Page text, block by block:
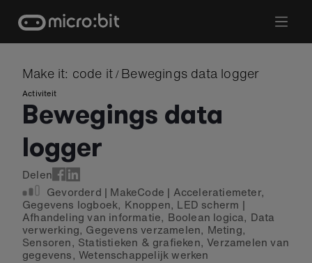
content
Make it: code it / Bewegings data logger
Activiteit
Bewegings data
logger
Delen
Gevorderd | MakeCode | Acceleratiemeter,
Gegevens logboek, Knoppen, LED scherm |
Afhandeling van informatie, Boolean logica, Data
verwerking, Gegevens verzamelen, Meting,
Sensoren, Statistieken & grafieken,Verzamelen van
gegevens,Wetenschappelijk werken